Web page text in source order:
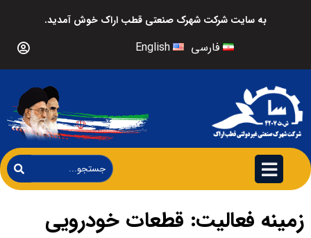
به سایت شرکت شهرک صنعتی قطب اراک خوش آمدید.
فارسی English
زمینه فعالیت: قطعات خودرویی